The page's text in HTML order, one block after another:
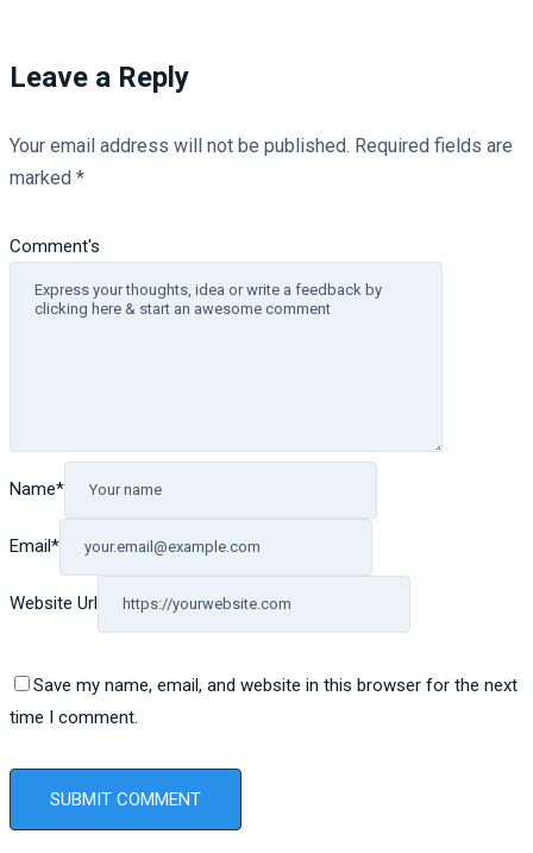
Leave a Reply
Your email address will not be published. Required fields are
marked *
Comment's
Name*
Email*
Website Url
Save my name, email, and website in this browser for the next
time I comment.